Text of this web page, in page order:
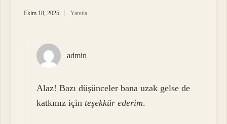
Ekim 18, 2025 Yanıtla
admin
Alaz! Bazı düşünceler bana uzak gelse de
katkınız için teşekkür ederim.